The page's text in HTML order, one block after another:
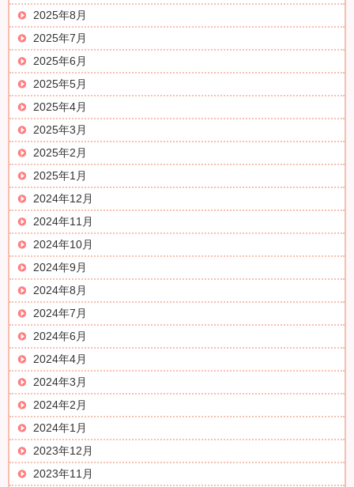
2025年8月
2025年7月
2025年6月
2025年5月
2025年4月
2025年3月
2025年2月
2025年1月
2024年12月
2024年11月
2024年10月
2024年9月
2024年8月
2024年7月
2024年6月
2024年4月
2024年3月
2024年2月
2024年1月
2023年12月
2023年11月